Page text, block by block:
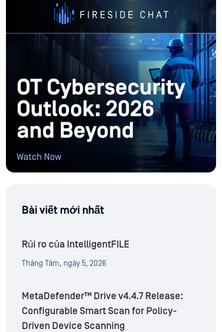
Bài viết mới nhất
Rủi ro của IntelligentFILE
Tháng Tám, ngày 5, 2026
MetaDefender™ Drive v4.4.7 Release:
Configurable Smart Scan for Policy-
Driven Device Scanning